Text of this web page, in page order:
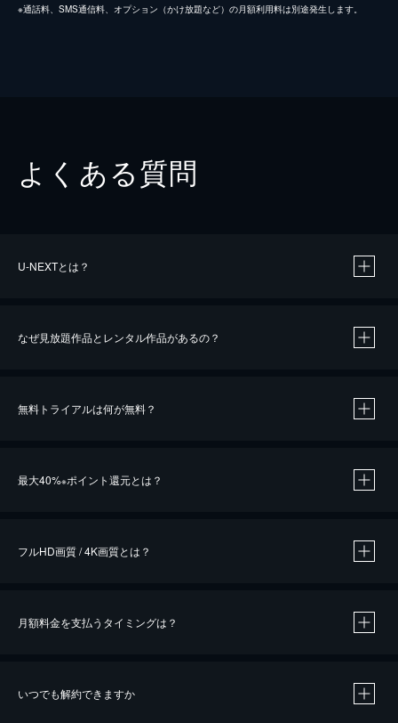
※通話料、SMS通信料、オプション（かけ放題など）の月額利用料は別途発生します。
よくある質問
U-NEXTとは？
なぜ見放題作品とレンタル作品があるの？
無料トライアルは何が無料？
最大40%※ポイント還元とは？
※40％ポイント還元の対象は、クレジットカード決済による作品の購入 / レンタルです。
iOSアプリのUコイン決済による作品の購入 / レンタルは、20％のポイント還元です。
フルHD画質 / 4K画質とは？
月額料金を支払うタイミングは？
いつでも解約できますか